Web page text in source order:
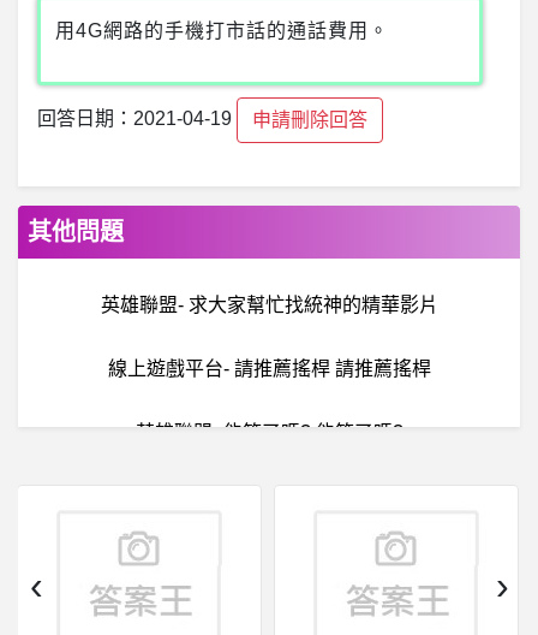
用4G網路的手機打市話的通話費用。
回答日期：2021-04-19 申請刪除回答
其他問題
英雄聯盟- 求大家幫忙找統神的精華影片
線上遊戲平台- 請推薦搖桿 請推薦搖桿
英雄聯盟- 能笑了嗎? 能笑了嗎?
詐
騙通報：Kybernetwork是真的嗎、Kybernetwork詐騙、Kybernetwork是詐騙嗎、Bitopro詐騙、Kyber詐騙、陳紫嫣詐騙
計算數學 Problem Solving- rk4 與 euler-cromer 法
‹ ›